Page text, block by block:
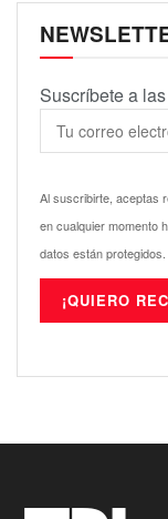
Suscríbete a
Al suscribirte, aceptas
en cualquier momento
datos están protegidos.